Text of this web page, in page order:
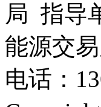
局 指导
能源交
电话：